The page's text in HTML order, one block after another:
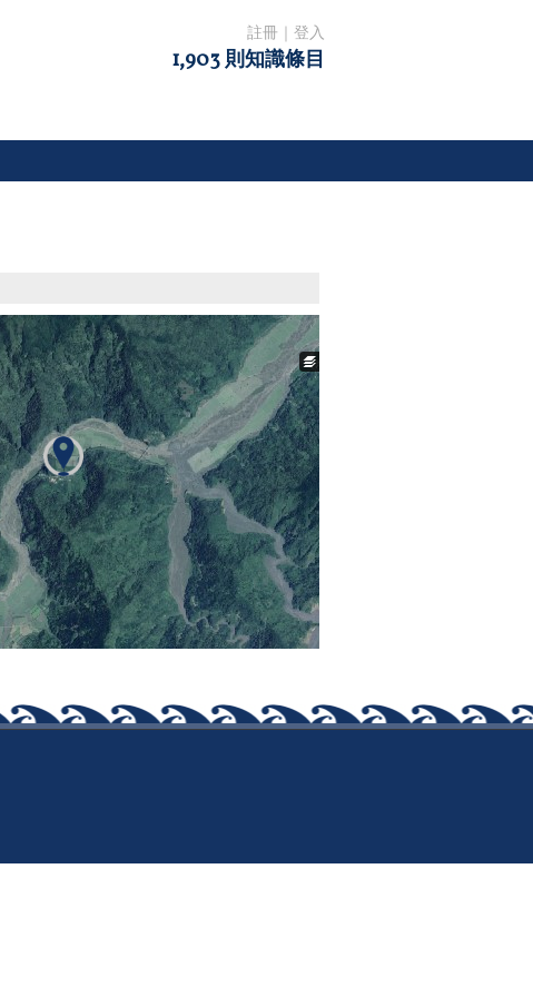
註冊 登入
1,903 則知識條目